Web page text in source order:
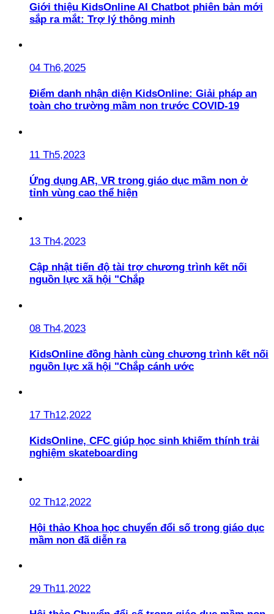
Giới thiệu KidsOnline AI Chatbot phiên bản mới
sắp ra mắt: Trợ lý thông minh
04 Th6,2025
Điểm danh nhận diện KidsOnline: Giải pháp an
toàn cho trường mầm non trước COVID-19
11 Th5,2023
Ứng dụng AR, VR trong giáo dục mầm non ở
tỉnh vùng cao thể hiện
13 Th4,2023
Cập nhật tiến độ tài trợ chương trình kết nối
nguồn lực xã hội "Chắp
08 Th4,2023
KidsOnline đồng hành cùng chương trình kết nối
nguồn lực xã hội "Chắp cánh ước
17 Th12,2022
KidsOnline, CFC giúp học sinh khiếm thính trải
nghiệm skateboarding
02 Th12,2022
Hội thảo Khoa học chuyển đổi số trong giáo dục
mầm non đã diễn ra
29 Th11,2022